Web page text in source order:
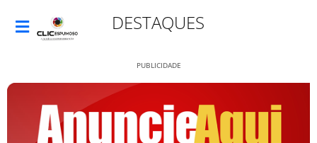
DESTAQUES
PUBLICIDADE